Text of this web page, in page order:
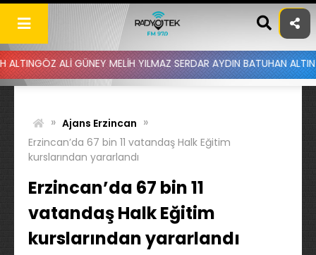
Skip
content
GÜNEY MELİH YILMAZ SERDAR AYDIN BATUHAN ALTINTAŞ UYGAR
» Ajans Erzincan »
Erzincan’da 67 bin 11 vatandaş Halk Eğitim
kurslarından yararlandı
Erzincan’da 67 bin 11
vatandaş Halk Eğitim
kurslarından yararlandı